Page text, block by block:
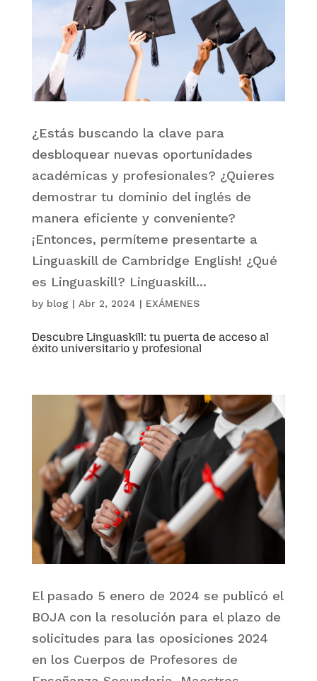
Descubre Linguaskill: tu puerta de acceso al
éxito universitario y profesional
by blog | Abr 2, 2024 | EXÁMENES
¿Estás buscando la clave para
desbloquear nuevas oportunidades
académicas y profesionales? ¿Quieres
demostrar tu dominio del inglés de
manera eficiente y conveniente?
¡Entonces, permíteme presentarte a
Linguaskill de Cambridge English! ¿Qué
es Linguaskill? Linguaskill...
El pasado 5 enero de 2024 se publicó el
BOJA con la resolución para el plazo de
solicitudes para las oposiciones 2024
en los Cuerpos de Profesores de